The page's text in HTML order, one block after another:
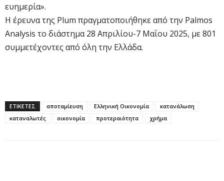
ευημερία».
Η έρευνα της Plum πραγματοποιήθηκε από την Palmos
Analysis το διάστημα 28 Απριλίου-7 Μαΐου 2025, με 801
συμμετέχοντες από όλη την Ελλάδα.
ΕΤΙΚΕΤΕΣ αποταμίευση Ελληνική Οικονομία
κατανάλωση
καταναλωτές
οικονομία προτεραιότητα χρήμα